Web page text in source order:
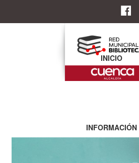
INICIO
INFORMACIÓN